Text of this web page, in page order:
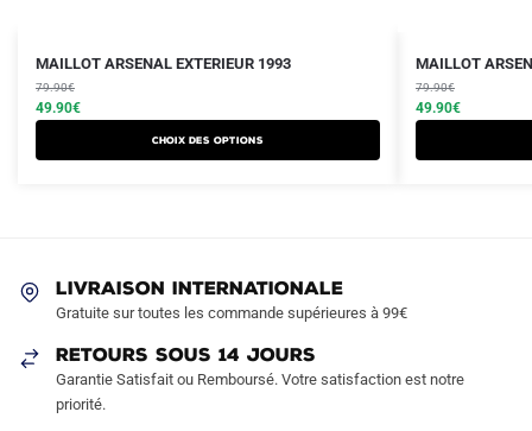
MAILLOT ARSENAL EXTERIEUR 1993
79.90€
Le
prix
initial
était :
49.90€
Le
prix
actuel
est :
Choix des options
Ce
produit
a
être
choisies
sur
page
MAILLOT
79.90€
Le
prix
initial
était :
49.90€
Le
prix
actuel
est :
Ce
produit
a
la
LIVRAISON INTERNATIONALE
Gratuite sur toutes les commande supérieures à 99€
RETOURS SOUS 14 JOURS
Garantie Satisfait ou Remboursé. Votre satisfaction est notre
priorité.